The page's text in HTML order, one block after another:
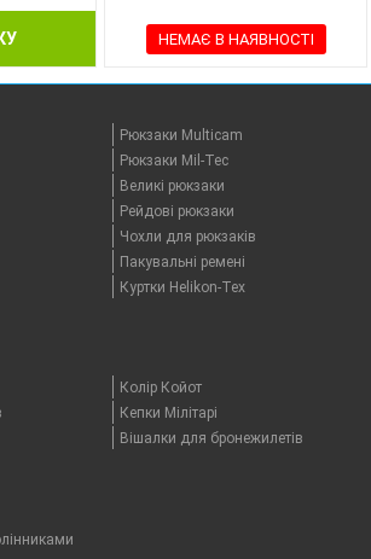
НЕМАЄ В НАЯВНОСТІ
Рюкзаки Multicam
Рюкзаки Mil-Tec
Великі рюкзаки
Рейдові рюкзаки
Чохли для рюкзаків
Пакувальні ремені
Куртки Helikon-Tex
Колір Койот
Кепки Мілітарі
Вішалки для бронежилетів